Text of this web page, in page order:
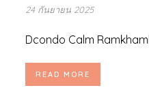
24 กันยายน 2025
Dcondo Calm
READ MORE